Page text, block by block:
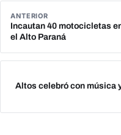
ANTERIOR
Incautan 40 motocicletas en operativo anti polución sonora en
el Alto Paraná
Altos celebró con música